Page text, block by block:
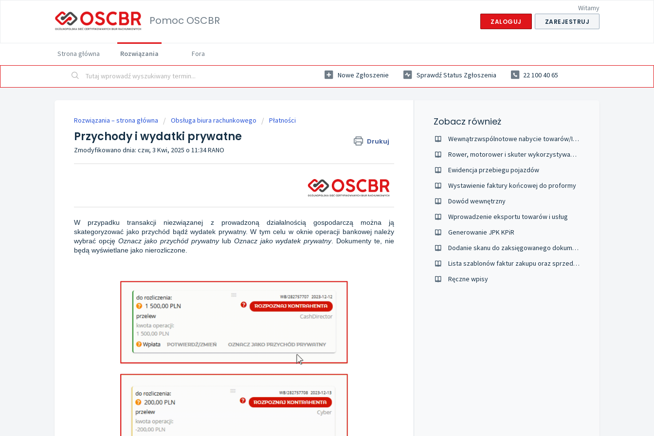
Pomoc OSCBR
Witamy
ZALOGUJ ZAREJESTRUJ
Strona główna Rozwiązania Fora
Nowe Zgłoszenie Sprawdź Status Zgłoszenia 22 100 40 65
Rozwiązania – strona główna Obsługa biura rachunkowego Płatności
Przychody i wydatki prywatne Drukuj
Zmodyfikowano dnia: czw, 3 Kwi, 2025 o 11:34 RANO
W przypadku transakcji niezwiązanej z prowadzoną działalnością gospodarczą można ją
skategoryzować jako przychód bądź wydatek prywatny. W tym celu w oknie operacji bankowej należy
wybrać opcję Oznacz jako przychód prywatnylub Oznacz jako wydatek prywatny. Dokumenty te, nie
będą wyświetlane jako nierozliczone.
Zobacz również
Wewnątrzwspólnotowe nabycie towarów/Import usług
Rower, motorower i skuter wykorzystywane w działalności gospodarczej
Ewidencja przebiegu pojazdów
Wystawienie faktury końcowej do proformy
Dowód wewnętrzny
Wprowadzenie eksportu towarów i usług
Generowanie JPK KPiR
Dodanie skanu do zaksięgowanego dokumentu
Lista szablonów faktur zakupu oraz sprzedaży dostępna w IBV
Ręczne wpisy